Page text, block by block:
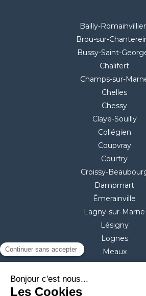
Bailly-
Brou-sur-
Bussy-Saint-
Chalifert
Champs-sur-
Chelles
Chessy
Claye-Souilly
Collégien
Coupvray
Courtry
Croissy-
Dampmart
Émerainville
Lagny-sur-Marne
Lésigny
Lognes
Meaux
Mitry-Mory
Pontault-Combault